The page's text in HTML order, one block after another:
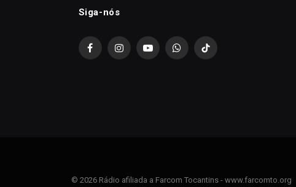
Siga-nós
FacebookInstagramYouTubeWhatsAppTikTok
© 2026 Rádio afiliada a Farcom Tocantins - www.farcomto.org